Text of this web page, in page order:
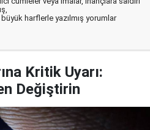
harflerle yazılmış yorumlar
Kritik Uyarı:
Değiştirin